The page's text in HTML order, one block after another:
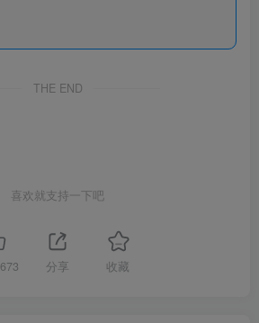
THE END
喜欢就支持一下吧
673 分享 收藏